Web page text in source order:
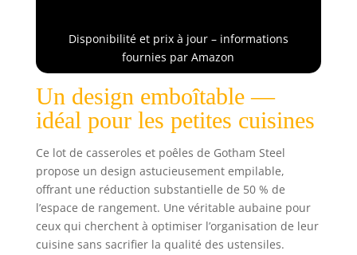
toxiques, sans
PFOA, PFOS,
design
pour 50 %
d'économie
un pro dès la
sortie de la boîte.
adhésif et
empilable permet
un rangement
sans effort sans
l'efficacité.
L'ensemble
comprend une
poêle à frire de
20,3 cm, une
Disponibilité et prix à jour – informations
fournies par Amazon
Un design emboîtable —
idéal pour les petites cuisines
Ce lot de casseroles et poêles de Gotham Steel
propose un design astucieusement empilable,
offrant une réduction substantielle de 50 % de
l’espace de rangement. Une véritable aubaine pour
ceux qui cherchent à optimiser l’organisation de leur
cuisine sans sacrifier la qualité des ustensiles.